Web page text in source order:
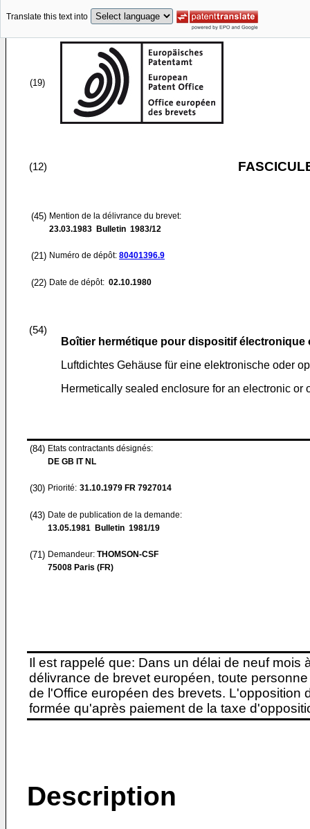
Translate this text into
(19)
(12)
(45) Mention de la délivrance du brevet:
23.03.1983 Bulletin 1983/12
(21) Numéro de dépôt: 80401396.9
(22) Date de dépôt: 02.10.1980
(54)
Boîtier hermétique pour dispositif électronique
Luftdichtes Gehäuse für eine elektronische oder
Hermetically sealed enclosure for an electronic or
(84) Etats contractants désignés:
DE GB IT NL
(30) Priorité: 31.10.1979 FR 7927014
(43) Date de publication de la demande:
13.05.1981 Bulletin 1981/19
(71) Demandeur: THOMSON-CSF
75008 Paris (FR)
Il est rappelé que: Dans un délai de neuf
délivrance de brevet européen, toute
de l'Office européen des brevets. L'opposition
formée qu'après paiement de la taxe
Description